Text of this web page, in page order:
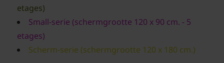
etages)
Small-serie (schermgrootte 120 x 90 cm. - 5
etages)
Scherm-serie (schermgrootte 120 x 180 cm.)